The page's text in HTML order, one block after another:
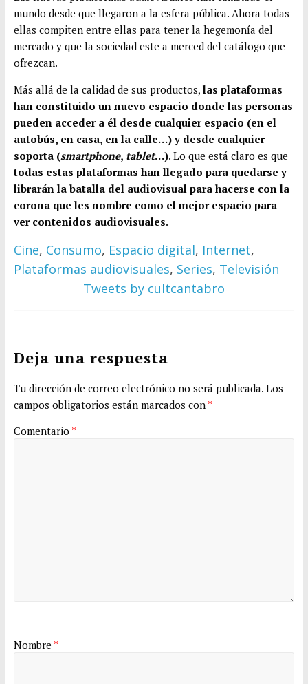
mundo desde que llegaron a la esfera pública. Ahora todas
ellas compiten entre ellas para tener la hegemonía del
mercado y que la sociedad este a merced del catálogo que
ofrezcan.
Más allá de la calidad de sus productos, las plataformas
han constituido un nuevo espacio donde las personas
pueden acceder a él desde cualquier espacio (en el
autobús, en casa, en la calle…) y desde cualquier
soporta (smartphone, tablet…). Lo que está claro es que
todas estas plataformas han llegado para quedarse y
librarán la batalla del audiovisual para hacerse con la
corona que les nombre como el mejor espacio para
ver contenidos audiovisuales.
Cine, Consumo, Espacio digital, Internet,
Plataformas audiovisuales, Series, Televisión
Tweets by cultcantabro
Deja una respuesta
Tu dirección de correo electrónico no será publicada. Los
campos obligatorios están marcados con *
Comentario *
Nombre *